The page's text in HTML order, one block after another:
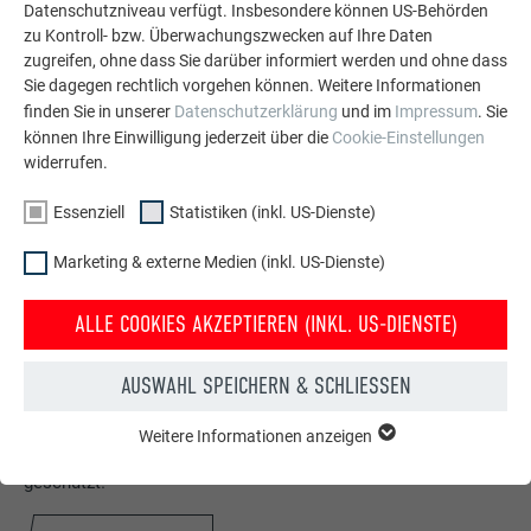
Dach, Fassade, Solar, Dachentwässerung &
Hochwasserschutz – mit PREFA Produkten aus Aluminium
geschützt!
Datenschutzniveau verfügt. Insbesondere können US-Behörden
zu Kontroll- bzw. Überwachungszwecken auf Ihre Daten
zugreifen, ohne dass Sie darüber informiert werden und ohne dass
Sie dagegen rechtlich vorgehen können. Weitere Informationen
finden Sie in unserer Datenschutzerklärung und im Impressum. Sie
können Ihre Einwilligung jederzeit über die Cookie-Einstellungen
widerrufen.
Essenziell Statistiken (inkl. US-Dienste)
Marketing & externe Medien (inkl. US-Dienste)
ALLE COOKIES AKZEPTIEREN (INKL. US-DIENSTE)
AUSWAHL SPEICHERN & SCHLIESSEN
Funktionen der Website benötigt. Dadurch ist gewährleistet,
dass die Website einwandfrei funktioniert.
Weitere Informationen anzeigen